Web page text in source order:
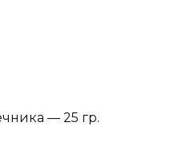
— 25 гр.